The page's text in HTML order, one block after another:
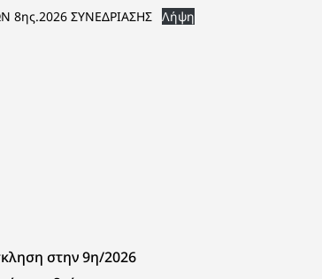
8ης.2026 ΣΥΝΕΔΡΙΑΣΗΣ Λήψη
στην 9η/2026